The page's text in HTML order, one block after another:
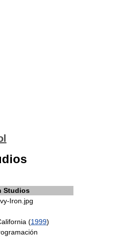
Studios
Iron.jpg
(1999)